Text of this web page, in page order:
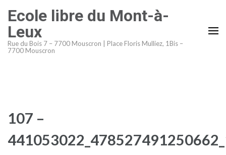
au
contenu
(Pressez
Ecole libre du Mont-à-
Leux
Rue du Bois 7 – 7700 Mouscron | Place Floris Mulliez, 1Bis –
7700 Mouscron
107 –